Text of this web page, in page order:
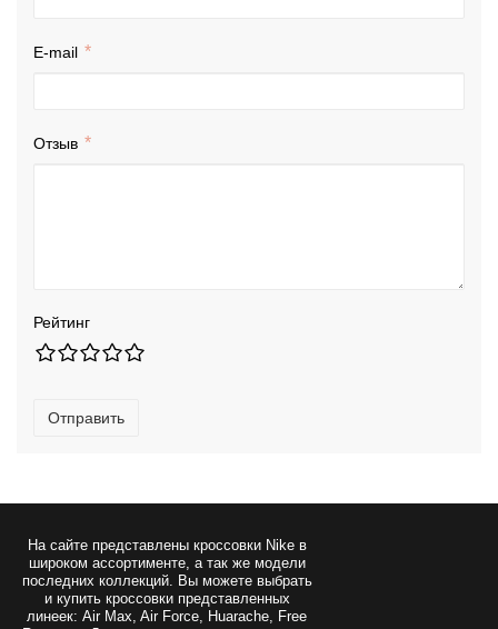
E-mail
Отзыв
Рейтинг
Отправить
На сайте представлены кроссовки Nikeв
широком ассортименте, а так же модели
последних коллекций. Вы можете выбрать
и купить кроссовки представленных
линеек: Air Max, Air Force, Huarache, Free